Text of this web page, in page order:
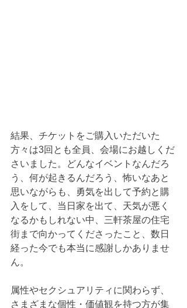
結果、チケットをご購入いただいた
方々は3回とも全員、会場にお越しくだ
さいました。どんなイベントなんだろ
う、何が起きるんだろう、怖いなあと
思いながらも、勇気を出して予約と購
入をして、当日家を出て、天気が悪く
なるかもしれない中、三軒茶屋の住宅
街まで向かってくださったこと、数日
経った今でも本当に感謝しかありませ
ん。
属性やセクシュアリティに関わらず、
さまざまな個性・価値観を持つ方が集